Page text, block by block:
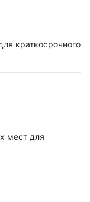
краткосрочного
мест для